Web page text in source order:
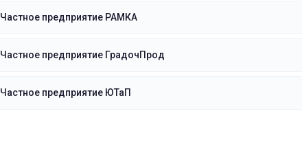
Частное предприятие РАМКА
Частное предприятие ГрадочПрод
Частное предприятие ЮТаП